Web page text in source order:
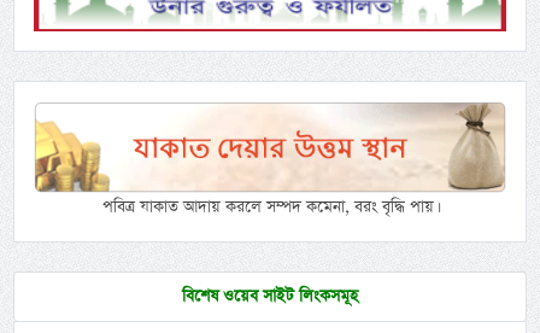
পবিত্র যাকাত আদায় করলে সম্পদ কমেনা, বরং বৃদ্ধি পায়।
বিশেষ ওয়েব সাইট লিংকসমূহ